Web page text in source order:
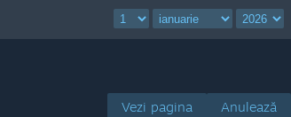
Vezi pagina Anulează